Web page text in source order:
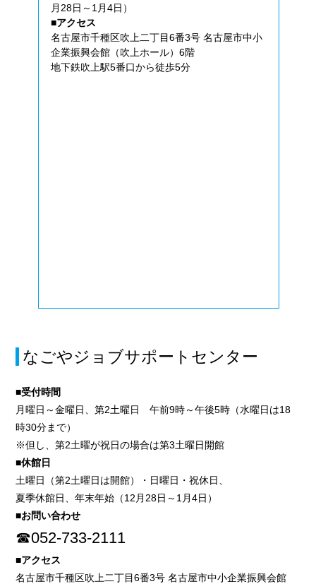
月28日～1月4日）
■アクセス
名古屋市千種区吹上二丁目6番3号 名古屋市中小
企業振興会館（吹上ホール）6階
地下鉄吹上駅5番口から徒歩5分
なごやジョブサポートセンター
■受付時間
月曜日～金曜日、第2土曜日 午前9時～午後5時（水曜日は18
時30分まで）
※但し、第2土曜が祝日の場合は第3土曜日開館
■休館日
土曜日（第2土曜日は開館）・日曜日・祝休日、
夏季休館日、年末年始（12月28日～1月4日）
■お問い合わせ
☎052-733-2111
■アクセス
名古屋市千種区吹上二丁目6番3号 名古屋市中小企業振興会館